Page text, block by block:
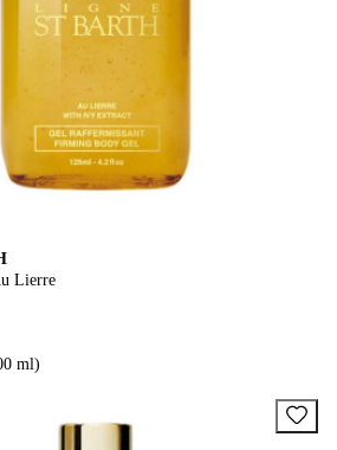
Lierre
ml)